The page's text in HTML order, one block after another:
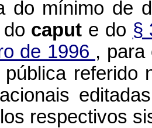
do mínimo de
caput e do §
de 1996 , para
pública referido
respectivos